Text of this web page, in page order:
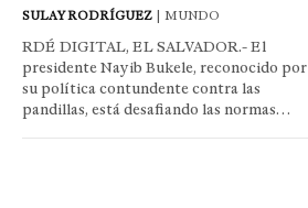
SULAY RODRÍGUEZ | MUNDO
RDÉ DIGITAL, EL SALVADOR.- El
presidente Nayib Bukele, reconocido por
su política contundente contra las
pandillas, está desafiando las normas…